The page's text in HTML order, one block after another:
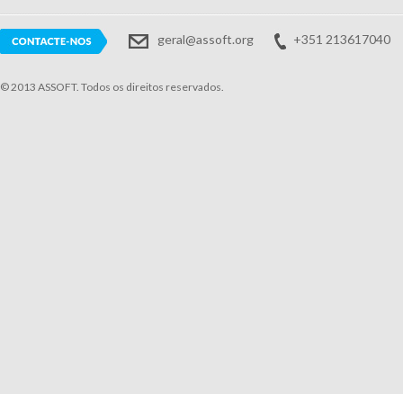
geral@assoft.org +351 213617040
© 2013 ASSOFT. Todos os direitos reservados.